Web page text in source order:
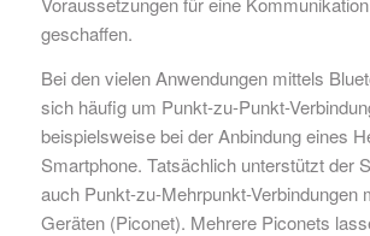
geschaffen.
Bei den vielen Anwendungen mittels
sich häufig um Punkt-zu-Punkt-
beispielsweise bei der Anbindung eines
Smartphone. Tatsächlich unterstützt der
auch Punkt-zu-Mehrpunkt-Verbindungen
Geräten (Piconet). Mehrere Piconets